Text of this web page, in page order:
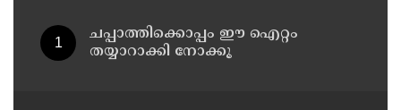
ചപ്പാത്തിക്കൊപ്പം ഈ ഐറ്റം
തയ്യാറാക്കി നോക്കൂ